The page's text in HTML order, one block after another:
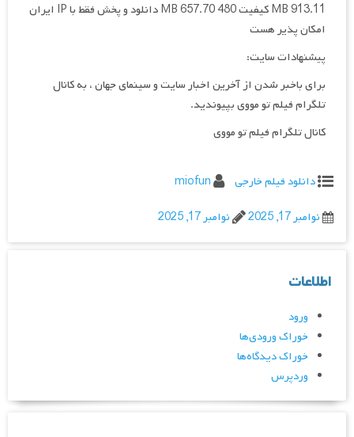
913.11 MB کیفیت 480 657.70 MB دانلود و پخش فقط با IP ایران
امکان پذیر هست
پیشنهادات سایت:
برای باخبر شدن از آخرین اخبار سایت و سینمای جهان ، به کانال
تلگرام فیلم تو مووی بپیوندید.
کانال تلگرام فیلم تو مووی
دانلود فیلم خارجی
miofun
نوامبر 17, 2025
نوامبر 17, 2025
اطلاعات
ورود
خوراک ورودی‌ها
خوراک دیدگاه‌ها
وردپرس